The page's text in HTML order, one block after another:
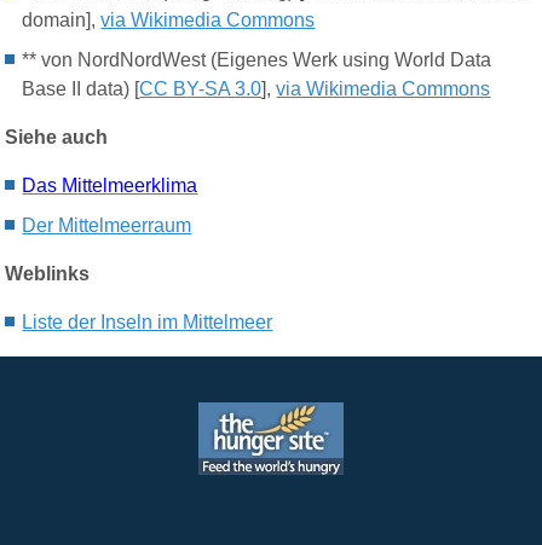
domain],via Wikimedia Commons
** von NordNordWest (Eigenes Werk using World Data
Base II data) [CC BY-SA 3.0],via Wikimedia Commons
Siehe auch
Das Mittelmeerklima
Der Mittelmeerraum
Weblinks
Liste der Inseln im Mittelmeer